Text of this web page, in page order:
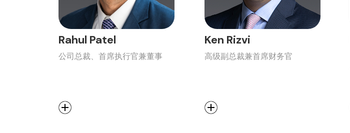
Rahul Patel
公司总裁、首席执行官兼董事
Ken Rizvi
高级副总裁兼首席财务官